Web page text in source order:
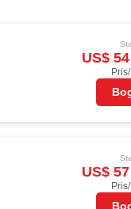
US$
US$